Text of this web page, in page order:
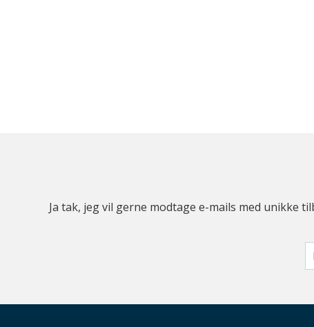
Ja tak, jeg vil gerne modtage e-mails med